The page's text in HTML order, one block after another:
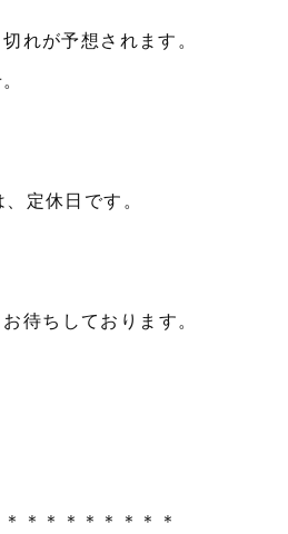
れが予想されます。
定休日です。
待ちしております。
＊＊＊＊＊＊＊＊